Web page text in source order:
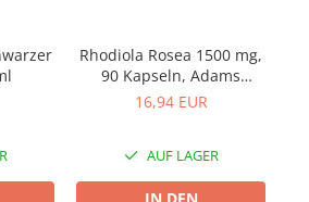
Rhodiola Rosea 1500 mg,
90 Kapseln, Adams
Supplements
16,94 EUR
AUF LAGER